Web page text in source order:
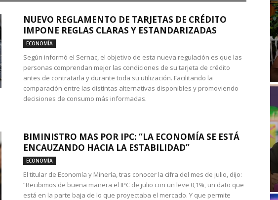
NUEVO REGLAMENTO DE TARJETAS DE CRÉDITO
IMPONE REGLAS CLARAS Y ESTANDARIZADAS
ECONOMÍA
Según informó el Sernac, el objetivo de esta nueva regulación es que las
personas comprendan mejor las condiciones de su tarjeta de crédito
antes de contratarla y durante toda su utilización. Facilitando la
comparación entre las distintas alternativas disponibles y promoviendo
decisiones de consumo más informadas.
BIMINISTRO MAS POR IPC: “LA ECONOMÍA SE ESTÁ
ENCAUZANDO HACIA LA ESTABILIDAD”
ECONOMÍA
El titular de Economía y Minería, tras conocer la cifra del mes de julio, dijo:
“Recibimos de buena manera el IPC de julio con un leve 0,1%, un dato que
está en la parte baja de lo que proyectaba el mercado. Y que permite